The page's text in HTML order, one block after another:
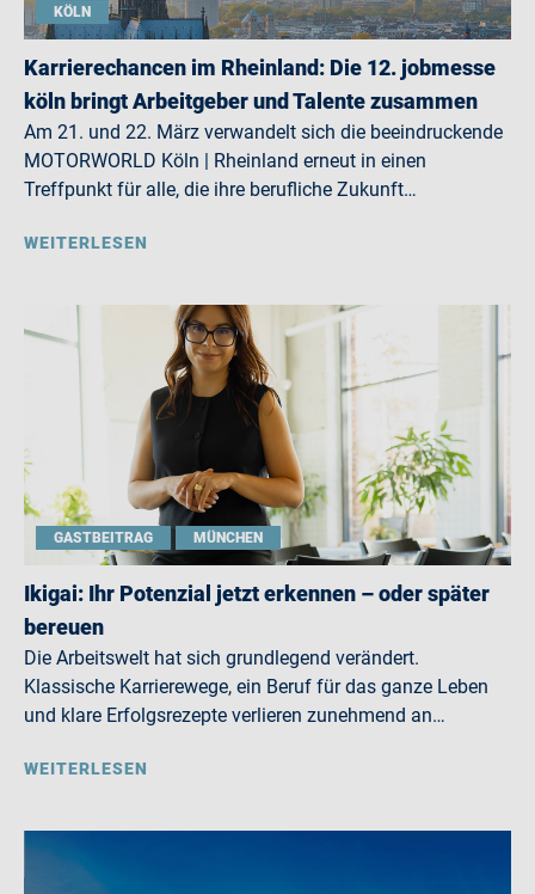
KÖLN
Karrierechancen im Rheinland: Die 12. jobmesse
köln bringt Arbeitgeber und Talente zusammen
Am 21. und 22. März verwandelt sich die beeindruckende
MOTORWORLD Köln | Rheinland erneut in einen
Treffpunkt für alle, die ihre berufliche Zukunft…
WEITERLESEN
GASTBEITRAG MÜNCHEN
Ikigai: Ihr Potenzial jetzt erkennen – oder später
bereuen
Die Arbeitswelt hat sich grundlegend verändert.
Klassische Karrierewege, ein Beruf für das ganze Leben
und klare Erfolgsrezepte verlieren zunehmend an…
WEITERLESEN